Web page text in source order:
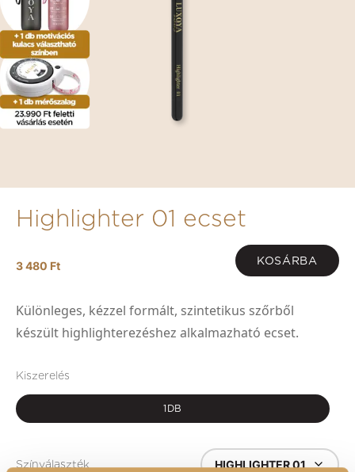
Highlighter 01 ecset
3 480 Ft KOSÁRBA
Különleges, kézzel formált, szintetikus szőrből
készült highlighterezéshez alkalmazható ecset.
Kiszerelés
1DB
Színválaszték HIGHLIGHTER 01